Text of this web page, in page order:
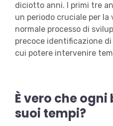
diciotto anni. I primi tre
un periodo cruciale per
normale processo di
precoce identificazione
cui potere intervenire
È vero che
suoi tempi?